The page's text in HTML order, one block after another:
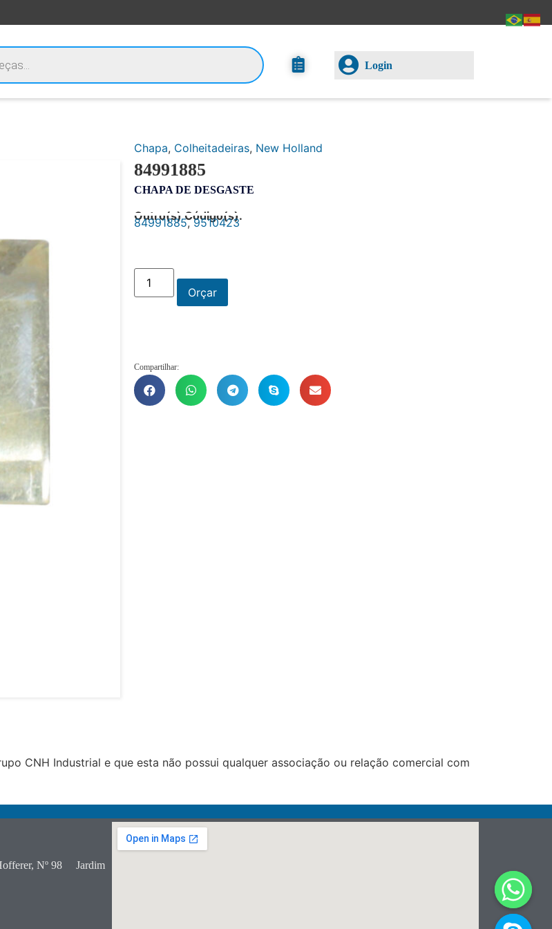
Login
Chapa, Colheitadeiras, New Holland
84991885
CHAPA DE DESGASTE
Outro(s) Código(s):
84991885,9510423
Orçar
Compartilhar:
CNH Industrial e que esta não possui qualquer associação ou relação comercial com
Nº 98
Jardim